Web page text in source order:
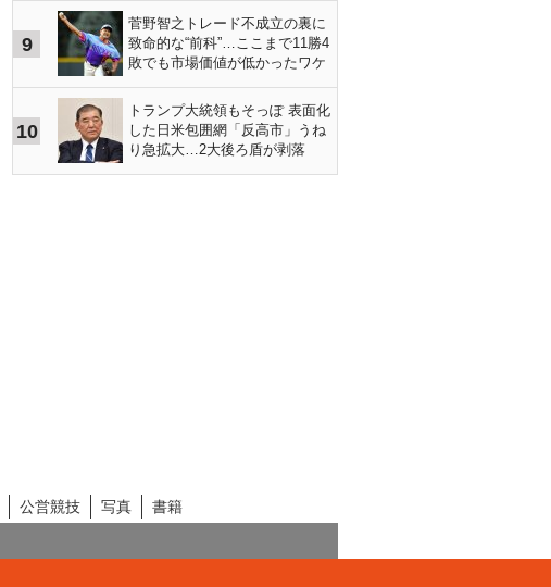
9
菅野智之トレード不成立の裏に
致命的な“前科”…ここまで11勝4
敗でも市場価値が低かったワケ
10
トランプ大統領もそっぽ 表面化
した日米包囲網「反高市」うね
り急拡大…2大後ろ盾が剥落
公営競技 写真
書籍